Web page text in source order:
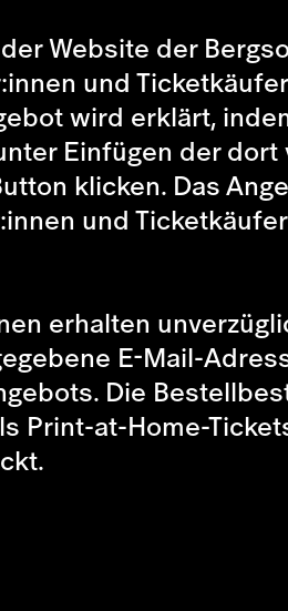
Website der
und
wird erklärt,
Einfügen der
klicken. Das
und
erhalten
E-Mail-
Die
Print-at-Home-